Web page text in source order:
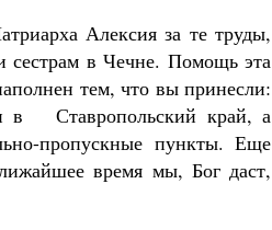
Алексия за те труды,
в Чечне. Помощь эта
тем, что вы принесли:
в Ставропольский край, а
пропускные пункты. Еще
время мы, Бог даст,